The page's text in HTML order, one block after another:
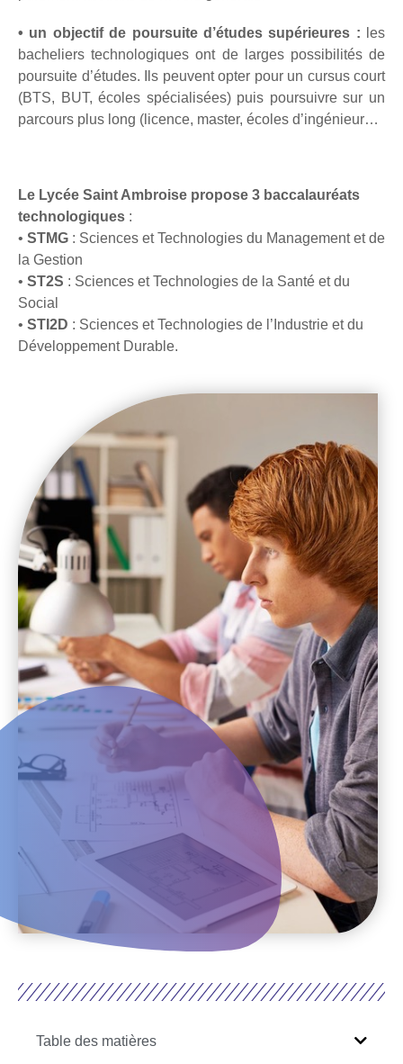
• un objectif de poursuite d’études supérieures : les
bacheliers technologiques ont de larges possibilités de
poursuite d’études. Ils peuvent opter pour un cursus court
(BTS, BUT, écoles spécialisées) puis poursuivre sur un
parcours plus long (licence, master, écoles d’ingénieur…
Le Lycée Saint Ambroise propose 3 baccalauréats
technologiques :
• STMG : Sciences et Technologies du Management et de
la Gestion
• ST2S : Sciences et Technologies de la Santé et du
Social
• STI2D : Sciences et Technologies de l’Industrie et du
Développement Durable.
Table des matières